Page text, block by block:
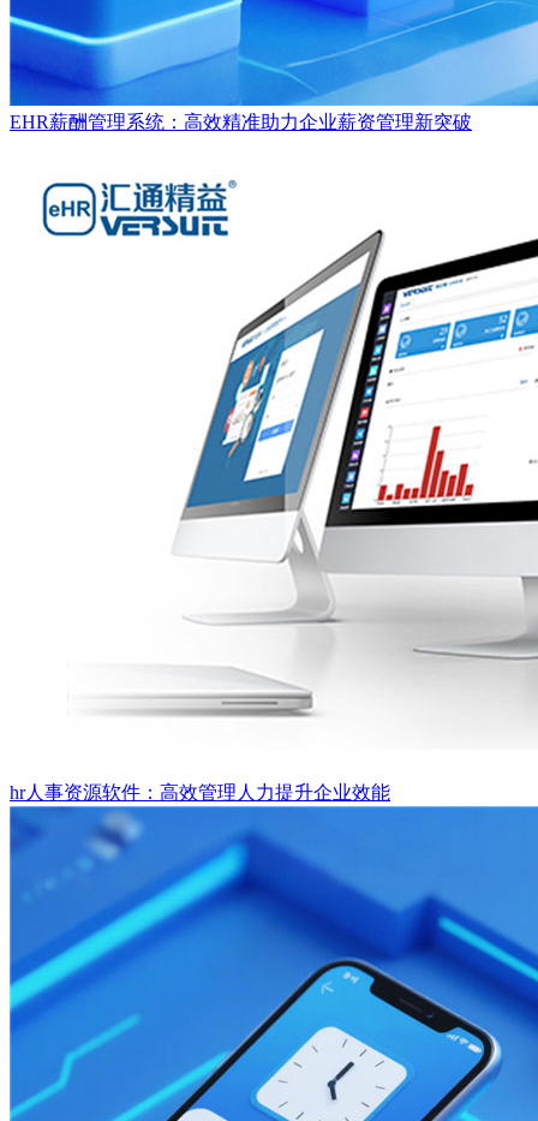
EHR薪酬管理系统：高效精准助力企业薪资管理新突破
hr人事资源软件：高效管理人力提升企业效能